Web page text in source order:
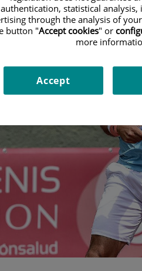
authentication, statistical
through the analysis of
button "Accept cookies" or
more
Accept